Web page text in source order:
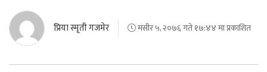
अन्य
प्रिया स्मृती गजमेर मंसीर ५, २०७६ गते १७:४४ मा प्रकाशित